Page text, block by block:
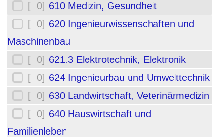
[ 0] 610 Medizin, Gesundheit
[ 0] 620 Ingenieurwissenschaften und
Maschinenbau
[ 0] 621.3 Elektrotechnik, Elektronik
[ 0] 624 Ingenieurbau und Umwelttechnik
[ 0] 630 Landwirtschaft, Veterinärmedizin
[ 0] 640 Hauswirtschaft und
Familienleben